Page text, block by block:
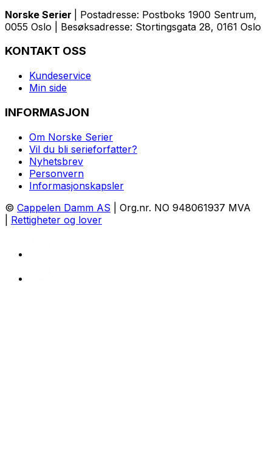
Norske Serier
| Postadresse: Postboks 1900 Sentrum,
0055 Oslo | Besøksadresse: Stortingsgata 28, 0161 Oslo
KONTAKT OSS
Kundeservice
Min side
INFORMASJON
Om Norske Serier
Vil du bli serieforfatter?
Nyhetsbrev
Personvern
Informasjonskapsler
© Cappelen Damm AS | Org.nr. NO 948061937 MVA
Rettigheter og lover